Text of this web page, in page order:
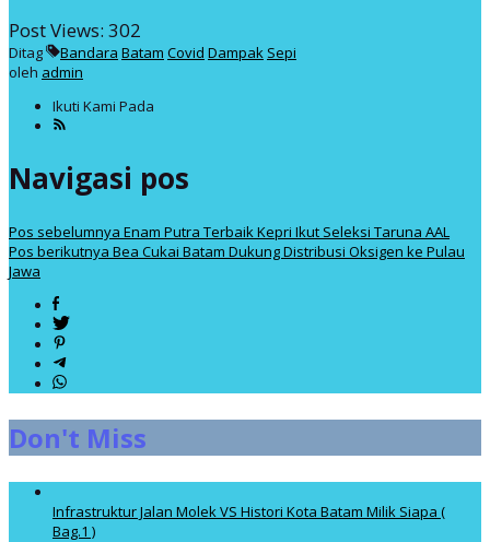
Post Views: 302
Ditag Bandara Batam Covid Dampak Sepi
oleh admin
Ikuti Kami Pada
Navigasi pos
Pos sebelumnya Enam Putra Terbaik Kepri Ikut Seleksi Taruna AAL
Pos berikutnya Bea Cukai Batam Dukung Distribusi Oksigen ke Pulau
Jawa
Don't Miss
Infrastruktur Jalan Molek VS Histori Kota Batam Milik Siapa (
Bag.1 )